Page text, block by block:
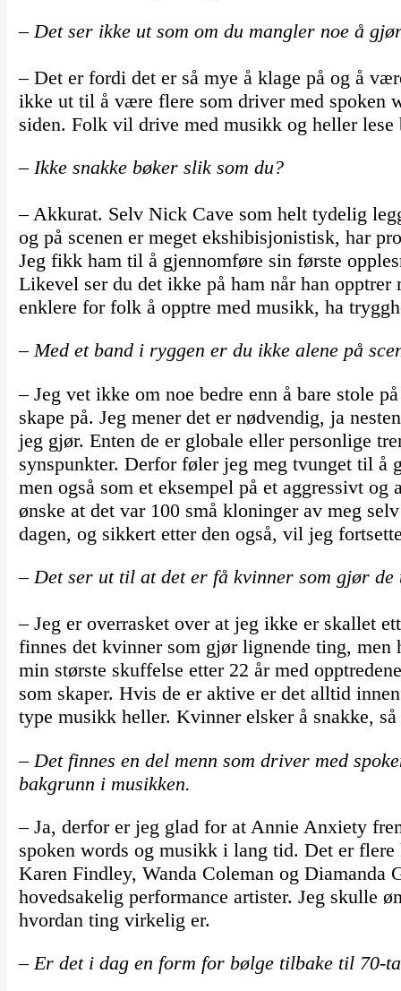
– Det ser ikke ut som om du mangler noe å
– Det er fordi det er så mye å klage på og å
ikke ut til å være flere som driver med spoken
siden. Folk vil drive med musikk og heller lese
– Ikke snakke bøker slik som du?
– Akkurat. Selv Nick Cave som helt tydelig
og på scenen er meget ekshibisjonistisk, har
Jeg fikk ham til å gjennomføre sin første
Likevel ser du det ikke på ham når han opptrer
enklere for folk å opptre med musikk, ha
– Med et band i ryggen er du ikke alene på
– Jeg vet ikke om noe bedre enn å bare stole
skape på. Jeg mener det er nødvendig, ja
jeg gjør. Enten de er globale eller personlige
synspunkter. Derfor føler jeg meg tvunget til å
men også som et eksempel på et aggressivt
ønske at det var 100 små kloninger av meg
dagen, og sikkert etter den også, vil jeg
– Det ser ut til at det er få kvinner som gjør de
– Jeg er overrasket over at jeg ikke er skallet
finnes det kvinner som gjør lignende ting, men
min største skuffelse etter 22 år med
som skaper. Hvis de er aktive er det alltid
type musikk heller. Kvinner elsker å snakke,
– Det finnes en del menn som driver med
bakgrunn i musikken.
– Ja, derfor er jeg glad for at Annie Anxiety
spoken words og musikk i lang tid. Det er
Karen Findley, Wanda Coleman og Diamanda
hovedsakelig performance artister. Jeg skulle
hvordan ting virkelig er.
– Er det i dag en form for bølge tilbake til 70-